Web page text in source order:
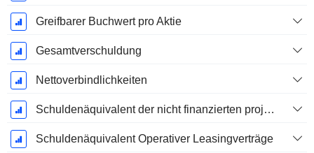
Greifbarer Buchwert pro Aktie
Gesamtverschuldung
Nettoverbindlichkeiten
Schuldenäquivalent der nicht finanzierten projizierten Leistungspflicht
Schuldenäquivalent Operativer Leasingverträge